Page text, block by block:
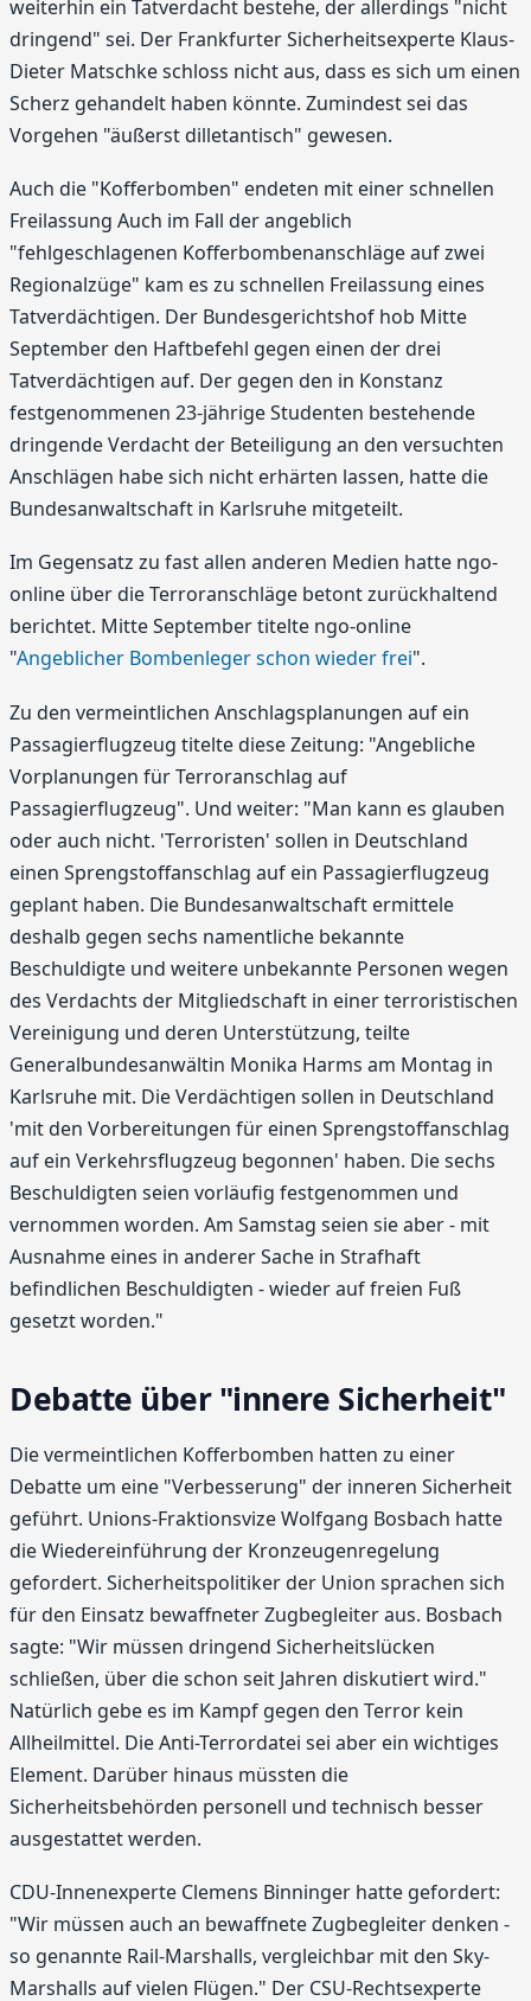
weiterhin ein Tatverdacht bestehe, der allerdings "nicht
dringend" sei. Der Frankfurter Sicherheitsexperte Klaus-
Dieter Matschke schloss nicht aus, dass es sich um einen
Scherz gehandelt haben könnte. Zumindest sei das
Vorgehen "äußerst dilletantisch" gewesen.
Auch die "Kofferbomben" endeten mit einer schnellen
Freilassung Auch im Fall der angeblich
"fehlgeschlagenen Kofferbombenanschläge auf zwei
Regionalzüge" kam es zu schnellen Freilassung eines
Tatverdächtigen. Der Bundesgerichtshof hob Mitte
September den Haftbefehl gegen einen der drei
Tatverdächtigen auf. Der gegen den in Konstanz
festgenommenen 23-jährige Studenten bestehende
dringende Verdacht der Beteiligung an den versuchten
Anschlägen habe sich nicht erhärten lassen, hatte die
Bundesanwaltschaft in Karlsruhe mitgeteilt.
Im Gegensatz zu fast allen anderen Medien hatte ngo-
online über die Terroranschläge betont zurückhaltend
berichtet. Mitte September titelte ngo-online
"Angeblicher Bombenleger schon wieder frei".
Zu den vermeintlichen Anschlagsplanungen auf ein
Passagierflugzeug titelte diese Zeitung: "Angebliche
Vorplanungen für Terroranschlag auf
Passagierflugzeug". Und weiter: "Man kann es glauben
oder auch nicht. 'Terroristen' sollen in Deutschland
einen Sprengstoffanschlag auf ein Passagierflugzeug
geplant haben. Die Bundesanwaltschaft ermittele
deshalb gegen sechs namentliche bekannte
Beschuldigte und weitere unbekannte Personen wegen
des Verdachts der Mitgliedschaft in einer terroristischen
Vereinigung und deren Unterstützung, teilte
Generalbundesanwältin Monika Harms am Montag in
Karlsruhe mit. Die Verdächtigen sollen in Deutschland
'mit den Vorbereitungen für einen Sprengstoffanschlag
auf ein Verkehrsflugzeug begonnen' haben. Die sechs
Beschuldigten seien vorläufig festgenommen und
vernommen worden. Am Samstag seien sie aber - mit
Ausnahme eines in anderer Sache in Strafhaft
befindlichen Beschuldigten - wieder auf freien Fuß
gesetzt worden."
Debatte über "innere Sicherheit"
Die vermeintlichen Kofferbomben hatten zu einer
Debatte um eine "Verbesserung" der inneren Sicherheit
geführt. Unions-Fraktionsvize Wolfgang Bosbach hatte
die Wiedereinführung der Kronzeugenregelung
gefordert. Sicherheitspolitiker der Union sprachen sich
für den Einsatz bewaffneter Zugbegleiter aus. Bosbach
sagte: "Wir müssen dringend Sicherheitslücken
schließen, über die schon seit Jahren diskutiert wird."
Natürlich gebe es im Kampf gegen den Terror kein
Allheilmittel. Die Anti-Terrordatei sei aber ein wichtiges
Element. Darüber hinaus müssten die
Sicherheitsbehörden personell und technisch besser
ausgestattet werden.
CDU-Innenexperte Clemens Binninger hatte gefordert:
"Wir müssen auch an bewaffnete Zugbegleiter denken -
so genannte Rail-Marshalls, vergleichbar mit den Sky-
Marshalls auf vielen Flügen." Der CSU-Rechtsexperte